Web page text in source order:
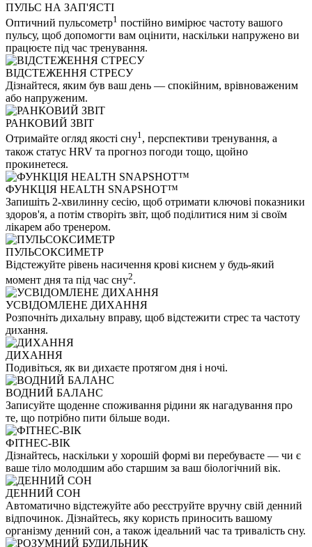
ПУЛЬС НА ЗАП'ЯСТІ
Оптичний пульсометр1 постійно вимірює частоту вашого
пульсу, щоб допомогти вам оцінити, наскільки напружено ви
працюєте під час тренування.
ВІДСТЕЖЕННЯ СТРЕСУ
Дізнайтеся, яким був ваш день — спокійним, врівноваженим
або напруженим.
РАНКОВИЙ ЗВІТ
Отримайте огляд якості сну1, перспективи тренування, а
також статус HRV та прогноз погоди тощо, щойно
прокинетеся.
ФУНКЦІЯ HEALTH SNAPSHOT™
Запишіть 2-хвилинну сесію, щоб отримати ключові показники
здоров'я, а потім створіть звіт, щоб поділитися ним зі своїм
лікарем або тренером.
ПУЛЬСОКСИМЕТР
Відстежуйте рівень насичення крові киснем у будь-який
момент дня та під час сну2.
УСВІДОМЛЕНЕ ДИХАННЯ
Розпочніть дихальну вправу, щоб відстежити стрес та частоту
дихання.
ДИХАННЯ
Подивіться, як ви дихаєте протягом дня і ночі.
ВОДНИЙ БАЛАНС
Записуйте щоденне споживання рідини як нагадування про
те, що потрібно пити більше води.
ФІТНЕС-ВІК
Дізнайтесь, наскільки у хорошій формі ви перебуваєте — чи є
ваше тіло молодшим або старшим за ваш біологічний вік.
ДЕННИЙ СОН
Автоматично відстежуйте або реєструйте вручну свій денний
відпочинок. Дізнайтесь, яку користь приносить вашому
організму денний сон, а також ідеальний час та тривалість сну.